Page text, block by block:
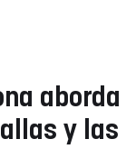
aborda
y las